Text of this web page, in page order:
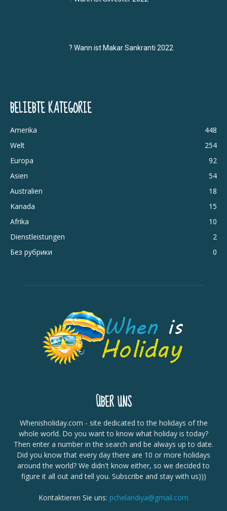
? Wann ist Makar Sankranti 2022
BELIEBTE KATEGORIE
Amerika
448
Welt
254
Europa
92
Asien
54
Australien
18
Kanada
15
Afrika
10
Dienstleistungen
2
Без рубрики
0
ÜBER UNS
Whenisholiday.com - site dedicated to the holidays of the
whole world. Do you want to know what holiday is today?
Then enter a number in the search and be always up to date.
Did you know that every day there are 10 or more holidays
around the world? We didn't know either, so we decided to
figure it all out and tell you. Subscribe and stay with us)))
Kontaktieren Sie uns: pchelandiya@gmail.com